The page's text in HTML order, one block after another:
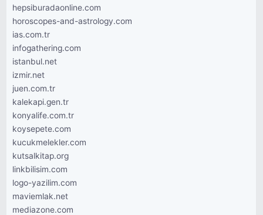
hepsiburadaonline.com
horoscopes-and-astrology.com
ias.com.tr
infogathering.com
istanbul.net
izmir.net
juen.com.tr
kalekapi.gen.tr
konyalife.com.tr
koysepete.com
kucukmelekler.com
kutsalkitap.org
linkbilisim.com
logo-yazilim.com
maviemlak.net
mediazone.com